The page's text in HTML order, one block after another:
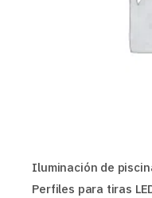
Iluminación de
Perfiles para tiras